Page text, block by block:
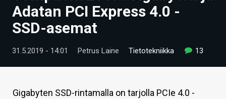
UUTISET
ARTIKKELIT
VIDEOT
TECHBBS
TIETOA
Adatan PCI Express 4.0 -
SSD-asemat
31.5.2019 - 14:01 Petrus Laine Tietotekniikka 13
Gigabyten SSD-rintamalla on tarjolla PCIe 4.0 -